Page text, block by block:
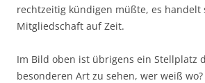
rechtzeitig kündigen müßte, es handelt
Mitgliedschaft auf Zeit.
Im Bild oben ist übrigens ein Stellplatz
besonderen Art zu sehen, wer weiß wo?